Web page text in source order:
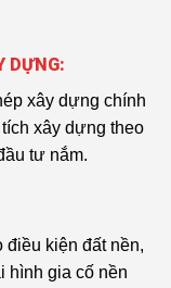
DỰNG:
xây dựng chính
xây dựng theo
tư nắm.
điều kiện đất nền,
hình gia cố nền